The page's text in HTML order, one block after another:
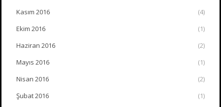
Kasım 2016
(4)
Ekim 2016
(1)
Haziran 2016
(2)
Mayıs 2016
(1)
Nisan 2016
(2)
Şubat 2016
(1)